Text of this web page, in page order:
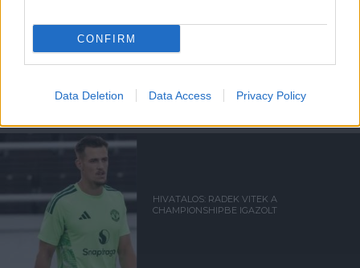
CONFIRM
Data Deletion Data Access Privacy Policy
Kapcsolódó hírek
AKADÉMIAI CSAPAT
HIVATALOS: RADEK VITEK A
CHAMPIONSHIPBE IGAZOLT